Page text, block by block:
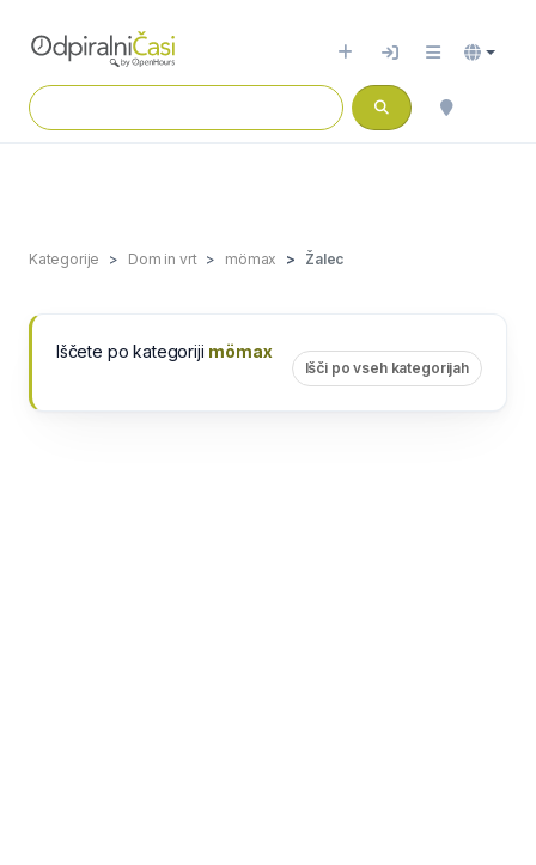
Kategorije Dom in vrt mömax Žalec
Iščete po kategoriji mömax
Išči po vseh kategorijah